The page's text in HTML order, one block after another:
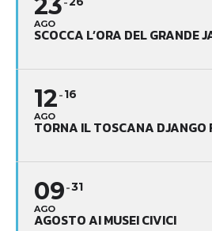
23
AGO
SCOCCA L’ORA DEL GRANDE
12
AGO
16
TORNA IL TOSCANA DJANGO
09
AGO
31
AGOSTO AI MUSEI CIVICI